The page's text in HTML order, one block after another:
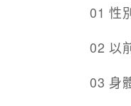
01 性
02 以
03 身